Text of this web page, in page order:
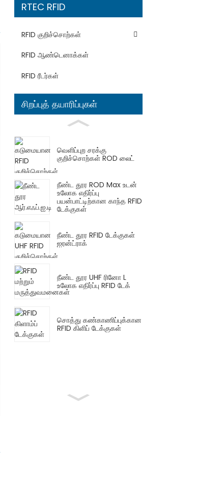
RTEC RFID
RFID குறிச்சொற்கள்
RFID ஆண்டெனாக்கள்
RFID ரீடர்கள்
சிறப்புத் தயாரிப்புகள்
வெளிப்புற சரக்கு
குறிச்சொற்கள் ROD லைட்
நீண்ட தூர ROD Max உடன்
உலோக எதிர்ப்பு
பயன்பாட்டிற்கான காந்த RFID
டேக்குகள்
நீண்ட தூர RFID டேக்குகள்
ஐரன்ட்ராக்
நீண்ட தூர UHF ரினோ L
உலோக எதிர்ப்பு RFID டேக்
சொத்து கண்காணிப்புக்கான
RFID கிளிப் டேக்குகள்